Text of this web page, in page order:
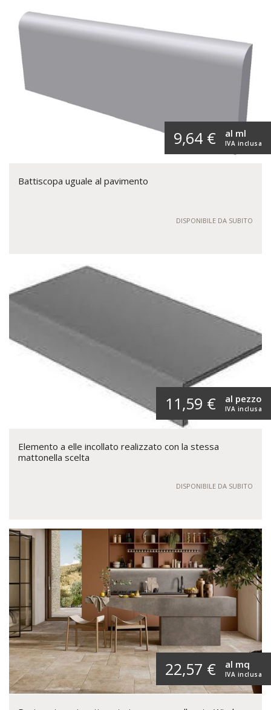
9,64 € IVA inclusa
al ml
Battiscopa uguale al pavimento
DISPONIBILE DA SUBITO
11,59 € IVA inclusa
al pezzo
Elemento a elle incollato realizzato con la stessa
mattonella scelta
DISPONIBILE DA SUBITO
22,57 € IVA inclusa
al mq